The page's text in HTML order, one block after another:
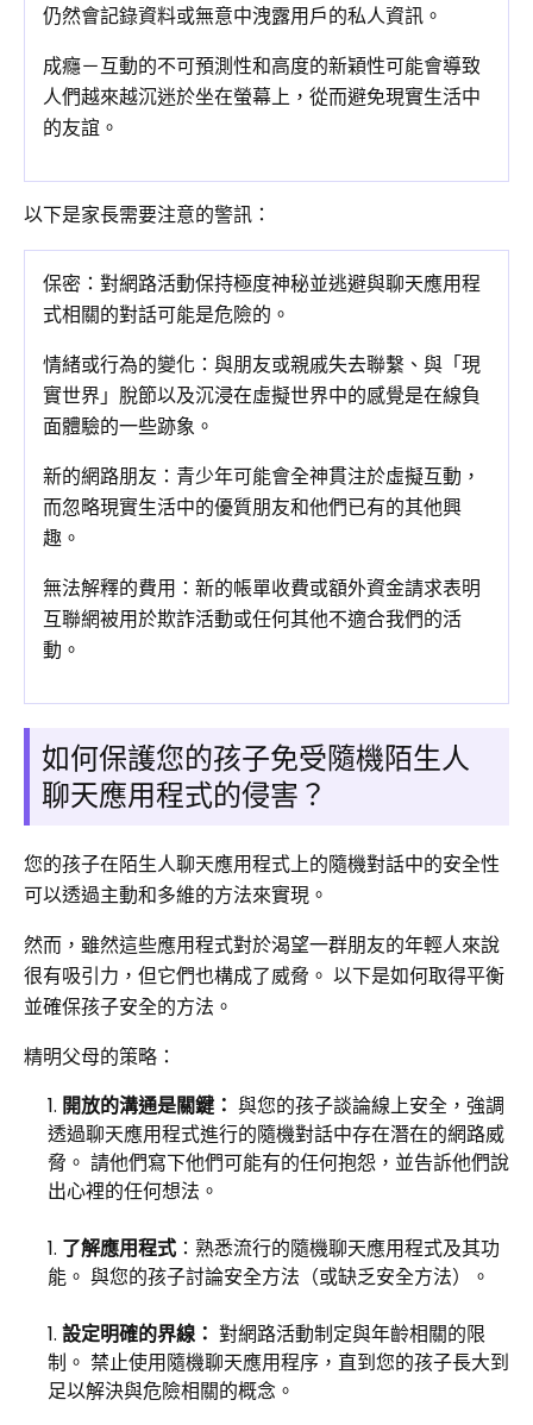
仍然會記錄資料或無意中洩露用戶的私人資訊。
成癮－互動的不可預測性和高度的新穎性可能會導致
人們越來越沉迷於坐在螢幕上，從而避免現實生活中
的友誼。
以下是家長需要注意的警訊：
保密：對網路活動保持極度神秘並逃避與聊天應用程
式相關的對話可能是危險的。
情緒或行為的變化：與朋友或親戚失去聯繫、與「現
實世界」脫節以及沉浸在虛擬世界中的感覺是在線負
面體驗的一些跡象。
新的網路朋友：青少年可能會全神貫注於虛擬互動，
而忽略現實生活中的優質朋友和他們已有的其他興
趣。
無法解釋的費用：新的帳單收費或額外資金請求表明
互聯網被用於欺詐活動或任何其他不適合我們的活
動。
如何保護您的孩子免受隨機陌生人
聊天應用程式的侵害？
您的孩子在陌生人聊天應用程式上的隨機對話中的安全性
可以透過主動和多維的方法來實現。
然而，雖然這些應用程式對於渴望一群朋友的年輕人來說
很有吸引力，但它們也構成了威脅。 以下是如何取得平衡
並確保孩子安全的方法。
精明父母的策略：
開放的溝通是關鍵： 與您的孩子談論線上安全，強調
透過聊天應用程式進行的隨機對話中存在潛在的網路威
脅。 請他們寫下他們可能有的任何抱怨，並告訴他們說
出心裡的任何想法。
了解應用程式 ：熟悉流行的隨機聊天應用程式及其功
能。 與您的孩子討論安全方法（或缺乏安全方法）。
設定明確的界線： 對網路活動制定與年齡相關的限
制。 禁止使用隨機聊天應用程序，直到您的孩子長大到
足以解決與危險相關的概念。